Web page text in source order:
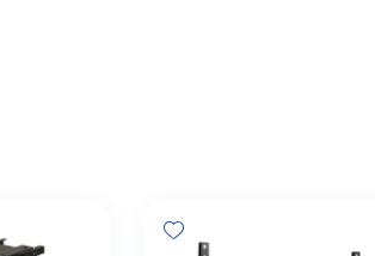
Add wishlist